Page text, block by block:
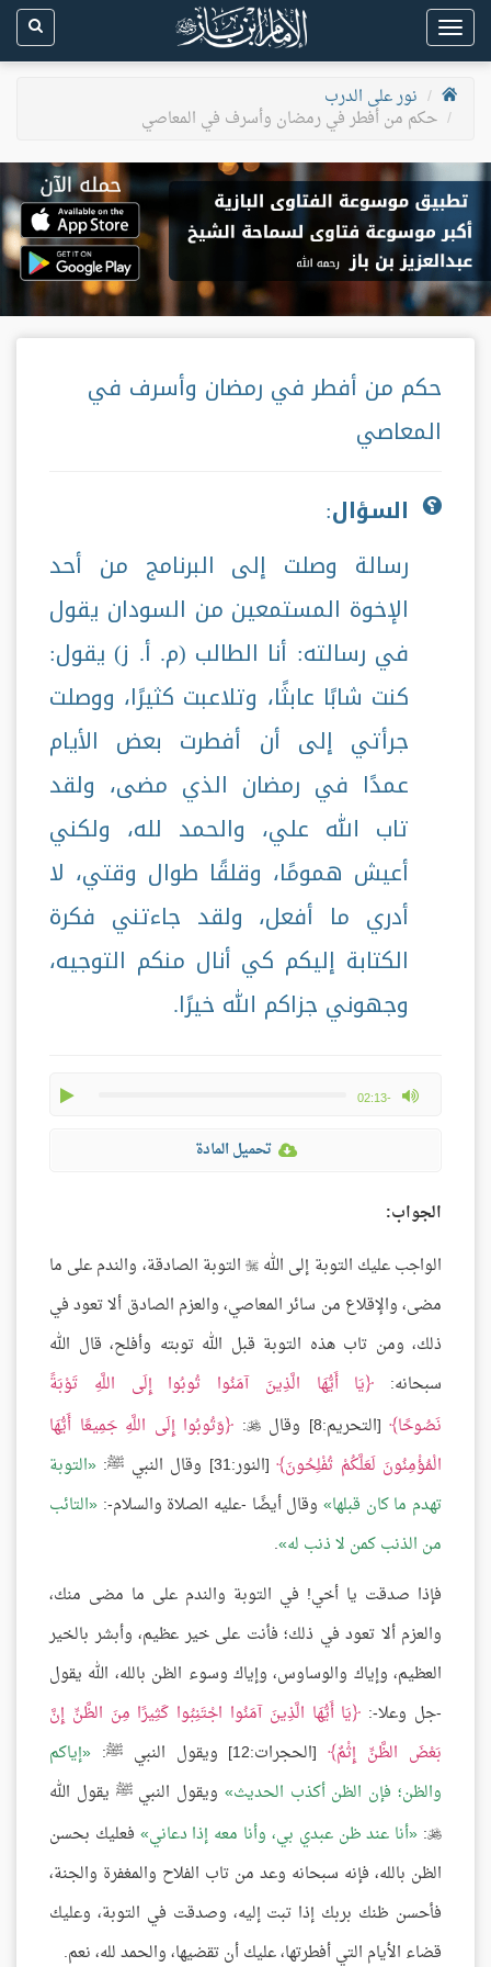
Toggle
navigation
نور على الدرب
حكم من أفطر في رمضان وأسرف في المعاصي
حكم من أفطر في رمضان وأسرف في
المعاصي
السؤال:
رسالة وصلت إلى البرنامج من أحد
الإخوة المستمعين من السودان يقول
في رسالته: أنا الطالب (م. أ. ز) يقول:
كنت شابًا عابثًا، وتلاعبت كثيرًا، ووصلت
جرأتي إلى أن أفطرت بعض الأيام
عمدًا في رمضان الذي مضى، ولقد
تاب الله علي، والحمد لله، ولكني
أعيش همومًا، وقلقًا طوال وقتي، لا
أدري ما أفعل، ولقد جاءتني فكرة
الكتابة إليكم كي أنال منكم التوجيه،
وجهوني جزاكم الله خيرًا.
-02:13
max volume
تحميل المادة
الجواب:
الواجب عليك التوبة إلى الله  التوبة الصادقة، والندم على ما
مضى، والإقلاع من سائر المعاصي، والعزم الصادق ألا تعود في
ذلك، ومن تاب هذه التوبة قبل الله توبته وأفلح، قال الله
سبحانه:
يَا أَيُّهَا الَّذِينَ آمَنُوا تُوبُوا إِلَى اللَّهِ تَوْبَةً
نَصُوحًا
[التحريم:8] وقال 
:
وَتُوبُوا إِلَى اللَّهِ جَمِيعًا أَيُّهَا
الْمُؤْمِنُونَ لَعَلَّكُمْ تُفْلِحُونَ [النور:31] وقال النبي ﷺ:
التوبة
تهدم ما كان قبلها وقال أيضًا -عليه الصلاة والسلام-: التائب
من الذنب كمن لا ذنب له .
فإذا صدقت يا أخي! في التوبة والندم على ما مضى منك،
والعزم ألا تعود في ذلك؛ فأنت على خير عظيم، وأبشر بالخير
العظيم، وإياك والوساوس، وإياك وسوء الظن بالله، الله يقول
-جل وعلا-:
يَا أَيُّهَا الَّذِينَ آمَنُوا اجْتَنِبُوا كَثِيرًا مِنَ الظَّنِّ إِنَّ
بَعْضَ الظَّنِّ إِثْمٌ [الحجرات:12] ويقول النبي ﷺ:
إياكم
والظن؛ فإن الظن أكذب الحديث ويقول النبي ﷺ يقول الله

: أنا عند ظن عبدي بي، وأنا معه إذا دعاني فعليك بحسن
الظن بالله، فإنه سبحانه وعد من تاب الفلاح والمغفرة والجنة،
فأحسن ظنك بربك إذا تبت إليه، وصدقت في التوبة، وعليك
قضاء الأيام التي أفطرتها، عليك أن تقضيها، والحمد لله، نعم.